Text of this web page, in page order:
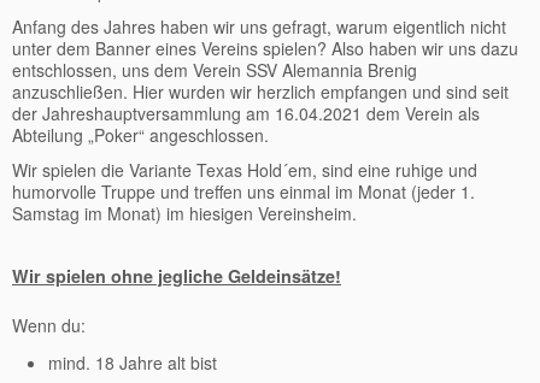
Anfang des Jahres haben wir uns gefragt, warum eigentlich nicht
unter dem Banner eines Vereins spielen? Also haben wir uns dazu
entschlossen, uns dem Verein SSV Alemannia Brenig
anzuschließen. Hier wurden wir herzlich empfangen und sind seit
der Jahreshauptversammlung am 16.04.2021 dem Verein als
Abteilung „Poker“ angeschlossen.
Wir spielen die Variante Texas Hold´em, sind eine ruhige und
humorvolle Truppe und treffen uns einmal im Monat (jeder 1.
Samstag im Monat) im hiesigen Vereinsheim.
Wir spielen ohne jegliche Geldeinsätze!
Wenn du:
mind. 18 Jahre alt bist